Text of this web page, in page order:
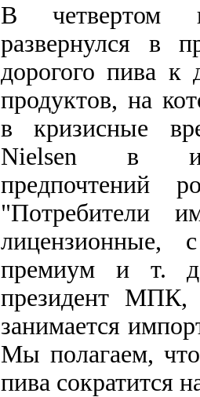
В четвертом
развернулся в
дорогого пива
продуктов, на
в кризисные
Nielsen в
предпочтений
"Потребители
лицензионные,
премиум и т.
президент МПК,
занимается
Мы полагаем,
пива сократится